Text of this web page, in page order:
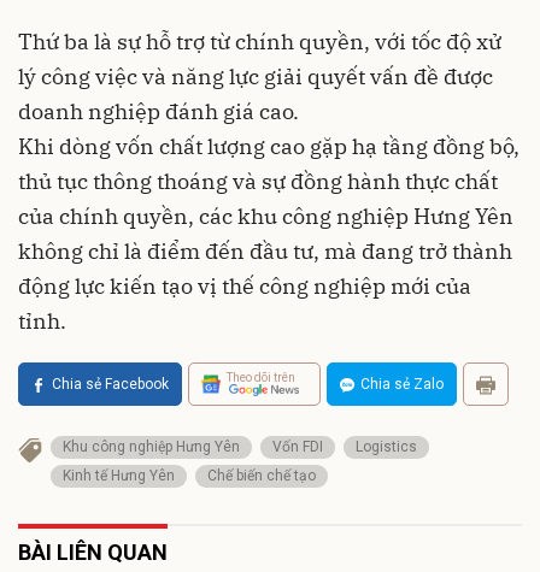
Thứ ba là sự hỗ trợ từ chính quyền, với tốc độ xử
lý công việc và năng lực giải quyết vấn đề được
doanh nghiệp đánh giá cao.
Khi dòng vốn chất lượng cao gặp hạ tầng đồng bộ,
thủ tục thông thoáng và sự đồng hành thực chất
của chính quyền, các khu công nghiệp Hưng Yên
không chỉ là điểm đến đầu tư, mà đang trở thành
động lực kiến tạo vị thế công nghiệp mới của
tỉnh.
Chia sẻ Facebook Theo dõi trên Chia sẻ Zalo
Khu công nghiệp Hưng Yên Vốn FDI
Logistics
Kinh tế Hưng Yên
Chế biến chế tạo
BÀI LIÊN QUAN